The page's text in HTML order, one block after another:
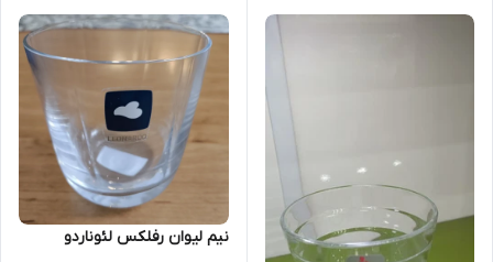
نیم لیوان رفلکس لئوناردو